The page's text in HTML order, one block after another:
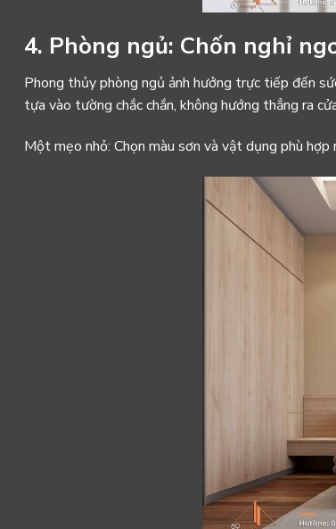
4. Phòng ngủ: Chốn nghỉ
Phong thủy phòng ngủ ảnh hưởng trực tiếp đến
tựa vào tường chắc chắn, không hướng thẳng ra
Một mẹo nhỏ: Chọn màu sơn và vật dụng phù